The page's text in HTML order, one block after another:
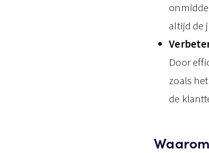
altijd de
Door
zoals
de